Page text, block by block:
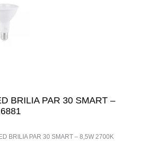
BRILIA PAR 30 SMART –
BRILIA PAR 30 SMART – 8,5W 2700K